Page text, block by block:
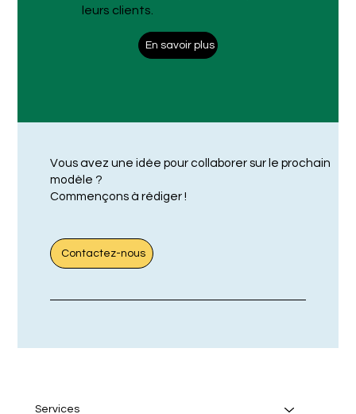
leurs clients.
En savoir plus
Vous avez une idée pour collaborer sur le prochain
modèle ?
Commençons à rédiger !
Contactez-nous
Services